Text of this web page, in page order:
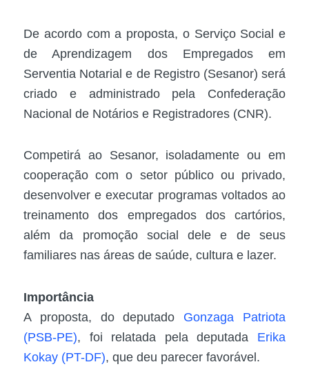
De acordo com a proposta, o Serviço Social e
de Aprendizagem dos Empregados em
Serventia Notarial e de Registro (Sesanor) será
criado e administrado pela Confederação
Nacional de Notários e Registradores (CNR).
Competirá ao Sesanor, isoladamente ou em
cooperação com o setor público ou privado,
desenvolver e executar programas voltados ao
treinamento dos empregados dos cartórios,
além da promoção social dele e de seus
familiares nas áreas de saúde, cultura e lazer.
Importância
A proposta, do deputado Gonzaga Patriota
(PSB-PE), foi relatada pela deputada Erika
Kokay (PT-DF), que deu parecer favorável.